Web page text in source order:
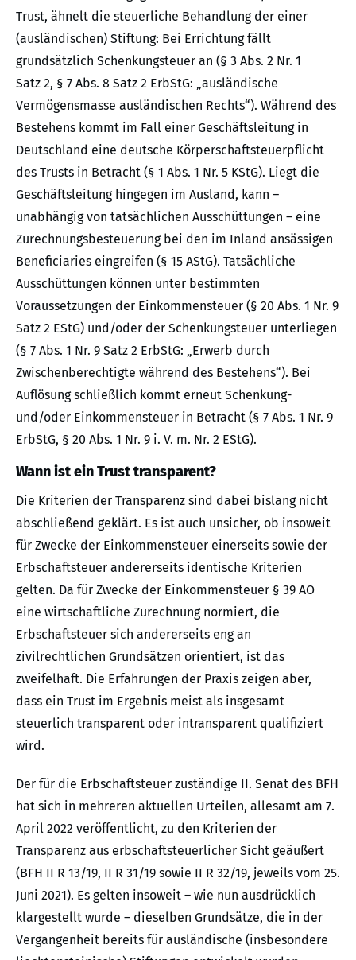
Trust, ähnelt die steuerliche Behandlung der einer
(ausländischen) Stiftung: Bei Errichtung fällt
grundsätzlich Schenkungsteuer an (§ 3 Abs. 2 Nr. 1
Satz 2, § 7 Abs. 8 Satz 2 ErbStG: „ausländische
Vermögensmasse ausländischen Rechts“). Während des
Bestehens kommt im Fall einer Geschäftsleitung in
Deutschland eine deutsche Körperschaftsteuerpflicht
des Trusts in Betracht (§ 1 Abs. 1 Nr. 5 KStG). Liegt die
Geschäftsleitung hingegen im Ausland, kann –
unabhängig von tatsächlichen Ausschüttungen – eine
Zurechnungsbesteuerung bei den im Inland ansässigen
Beneficiaries eingreifen (§ 15 AStG). Tatsächliche
Ausschüttungen können unter bestimmten
Voraussetzungen der Einkommensteuer (§ 20 Abs. 1 Nr. 9
Satz 2 EStG) und/oder der Schenkungsteuer unterliegen
(§ 7 Abs. 1 Nr. 9 Satz 2 ErbStG: „Erwerb durch
Zwischenberechtigte während des Bestehens“). Bei
Auflösung schließlich kommt erneut Schenkung-
und/oder Einkommensteuer in Betracht (§ 7 Abs. 1 Nr. 9
ErbStG, § 20 Abs. 1 Nr. 9 i. V. m. Nr. 2 EStG).
Wann ist ein Trust transparent?
Die Kriterien der Transparenz sind dabei bislang nicht
abschließend geklärt. Es ist auch unsicher, ob insoweit
für Zwecke der Einkommensteuer einerseits sowie der
Erbschaftsteuer andererseits identische Kriterien
gelten. Da für Zwecke der Einkommensteuer § 39 AO
eine wirtschaftliche Zurechnung normiert, die
Erbschaftsteuer sich andererseits eng an
zivilrechtlichen Grundsätzen orientiert, ist das
zweifelhaft. Die Erfahrungen der Praxis zeigen aber,
dass ein Trust im Ergebnis meist als insgesamt
steuerlich transparent oder intransparent qualifiziert
wird.
Der für die Erbschaftsteuer zuständige II. Senat des BFH
hat sich in mehreren aktuellen Urteilen, allesamt am 7.
April 2022 veröffentlicht, zu den Kriterien der
Transparenz aus erbschaftsteuerlicher Sicht geäußert
(BFH II R 13/19, II R 31/19 sowie II R 32/19, jeweils vom 25.
Juni 2021). Es gelten insoweit – wie nun ausdrücklich
klargestellt wurde – dieselben Grundsätze, die in der
Vergangenheit bereits für ausländische (insbesondere